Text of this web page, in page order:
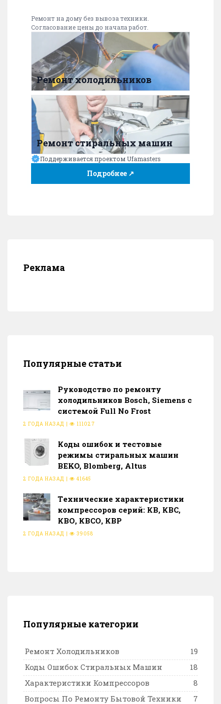
Ремонт на дому без вывоза техники.
Согласование цены до начала работ.
Ремонт холодильников
Ремонт стиральных машин
Поддерживается проектом Ufamasters
Подробнее ↗
Реклама
Популярные статьи
Руководство по ремонту
холодильников Bosch, Siemens с
системой Full No Frost
2 ГОДА НАЗАД 111027
Коды ошибок и тестовые
режимы стиральных машин
BEKO, Blomberg, Altus
2 ГОДА НАЗАД 41645
Тeхнические характеристики
компрессоров серий: КВ, КВС,
КВО, КВСО, КВР
2 ГОДА НАЗАД 39058
Популярные категории
Ремонт Холодильников
19
Коды Ошибок Стиральных Машин
18
Характеристики Компрессоров
8
Вопросы По Ремонту Бытовой Техники
7